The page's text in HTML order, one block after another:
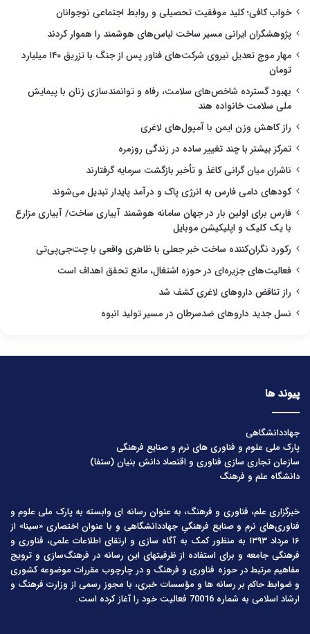
خواب کافی؛ کلید موفقیت تحصیلی و روابط اجتماعی نوجوانان
پژوهشگران ایرانی مسیر ساخت لباس‌های هوشمند را هموار کردند
مهار موج تعدیل نیروی شرکت‌های فناور پس از جنگ با تزریق ۱۴۰ میلیارد
تومان
بهبود گسترده شاخص‌های سلامت، رفاه و توانمندسازی زنان با پیمایش
ملی سلامت خانواده هند
راز کاهش وزن ایمن با آمپول‌های لاغری
تمرکز بیشتر با چند تغییر ساده در زندگی روزمره
ناشران میان گرانی کاغذ و تأخیر بازگشت سرمایه گرفتارند
کودهای دامی فارس به انرژی پاک و درآمد پایدار تبدیل می‌شوند
فارس برای اولین بار در جهان سامانه هوشمند آبیاری ساخت/ آبیاری مزارع
با یک کلیک و اپلیکیشن موبایل
رکورد نگران‌کننده ساخت خبر جعلی با ظاهری واقعی با چت‌جی‌پی‌تی
فعالیت‌های جزیره‌ای در حوزه اشتغال، مانع تحقق اهداف است
راز تناقض داروهای لاغری کشف شد
نسل جدید داروهای ضدسرطان در مسیر تولید انبوه
پیوند ها
جهاددانشگاهی
پارک ملی علوم و فناوری های نرم و صنایع فرهنگی
سازمان تجاری سازی فناوری و اقتصاد دانش بنیان (ستفا)
دانشگاه علم و فرهنگ
خبرگزاری علم، فناوری و فرهنگ، به عنوان رسانه ای وابسته به پارک ملی علوم و
فناوری‌های نرم و صنایع فرهنگیِ جهاددانشگاهی و با عنوان اختصاری «سینا» از
۱۶ مرداد ۱۳۹۳ به منظور کمک به آگاه سازی و ارتقای اطلاعات علمی، فناوری و
فرهنگی جامعه و برای استفاده از ظرفیتهای این رسانه در فرهنگ‌سازی و ترویج
مفاهیم مرتبط در حوزه فناوری و فرهنگ و در چارچوب مقررات موضوعه کشوری
و ضوابط حاکم بر رسانه ها و مؤسسات خبری، با مجوز رسمی از وزارت فرهنگ و
ارشاد اسلامی به شماره 70016 فعالیت خود را آغاز کرده است.